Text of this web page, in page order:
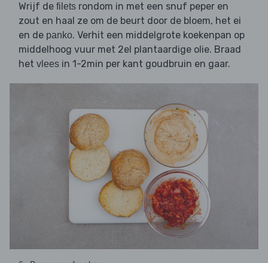
Wrijf de filets rondom in met een snuf peper en
zout en haal ze om de beurt door de bloem, het ei
en de panko. Verhit een middelgrote koekenpan op
middelhoog vuur met 2el plantaardige olie. Braad
het vlees in 1-2min per kant goudbruin en gaar.